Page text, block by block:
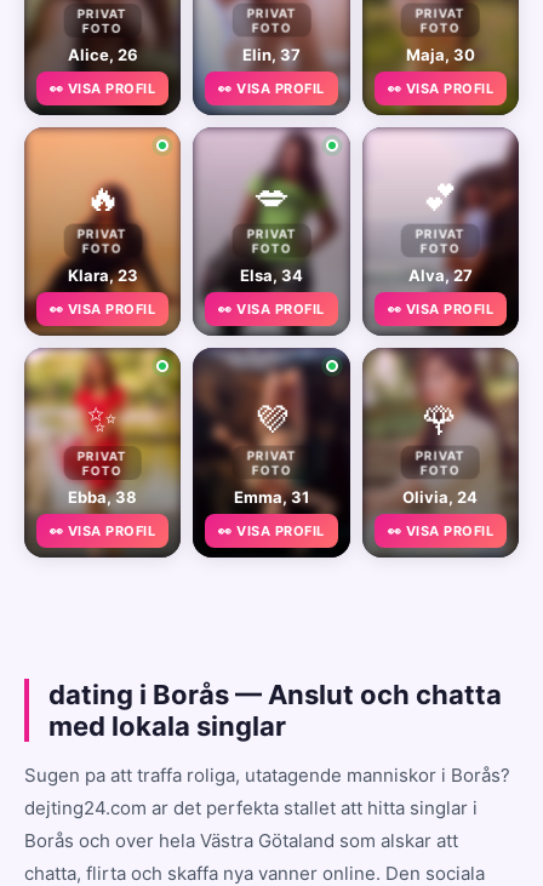
PRIVAT
FOTO
Alice, 26
👀 VISA PROFIL
PRIVAT
FOTO
Elin, 37
👀 VISA PROFIL
PRIVAT
FOTO
Maja, 30
👀 VISA PROFIL
🔥
PRIVAT
FOTO
Klara, 23
👀 VISA PROFIL
💋
PRIVAT
FOTO
Elsa, 34
👀 VISA PROFIL
💕
PRIVAT
FOTO
Alva, 27
👀 VISA PROFIL
✨
PRIVAT
FOTO
Ebba, 38
👀 VISA PROFIL
💜
PRIVAT
FOTO
Emma, 31
👀 VISA PROFIL
🌹
PRIVAT
FOTO
Olivia, 24
👀 VISA PROFIL
dating i Borås — Anslut och chatta
med lokala singlar
Sugen pa att traffa roliga, utatagende manniskor i Borås?
dejting24.com ar det perfekta stallet att hitta singlar i
Borås och over hela Västra Götaland som alskar att
chatta, flirta och skaffa nya vanner online. Den sociala